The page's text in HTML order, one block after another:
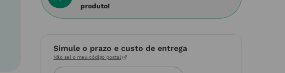
produto!
Simule o prazo e custo de entrega
Não sei o meu código postal